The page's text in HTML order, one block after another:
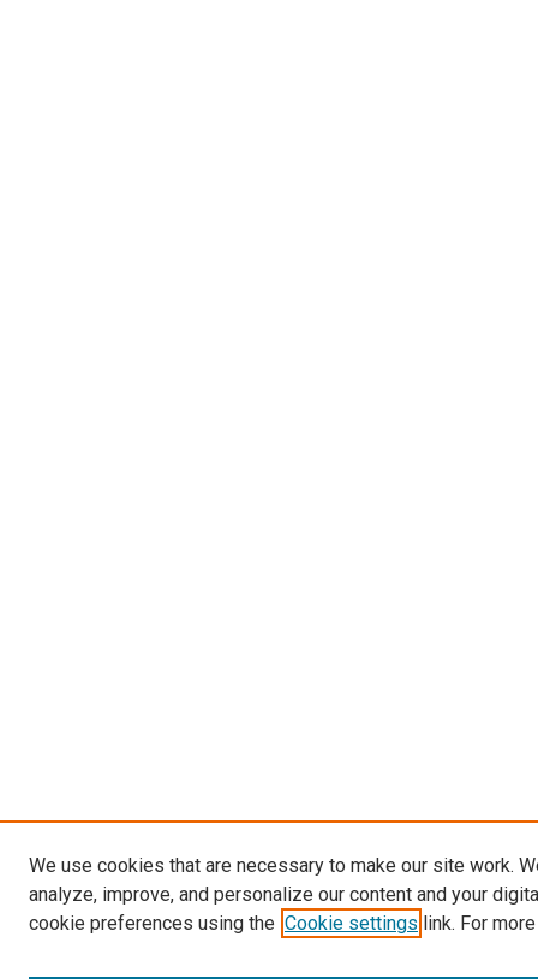
We use cookies that are necessary to make our site work.
analyze, improve, and personalize our content and your
cookie preferences using the Cookie settings link. For